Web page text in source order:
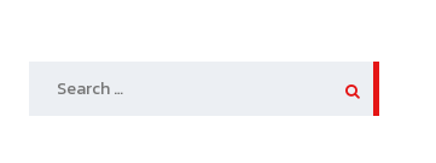
SEARCH